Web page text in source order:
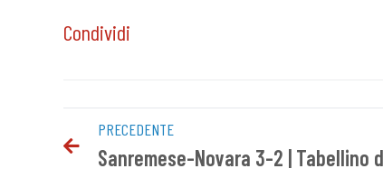
Condividi
PRECEDENTE